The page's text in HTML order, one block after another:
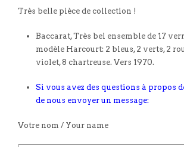
Très belle pièce de collection !
Baccarat, Très bel ensemble de 17
modèle Harcourt: 2 bleus, 2 verts, 2
violet, 8 chartreuse. Vers 1970.
Si vous avez des questions à propos
de nous envoyer un message:
Votre nom / Your name